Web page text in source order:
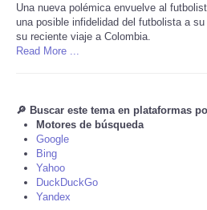
Tecnologia
CARTOONS
CONTACT
Una nueva polémica envuelve al
una posible infidelidad del futbolista a
su reciente viaje a Colombia.
Read More ...
🔎 Buscar este tema en plataformas
Motores de búsqueda
Google
Bing
Yahoo
DuckDuckGo
Yandex